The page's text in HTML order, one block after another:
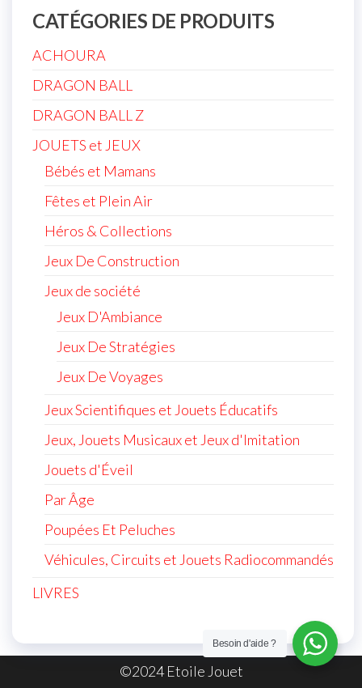
CATÉGORIES DE PRODUITS
ACHOURA
DRAGON BALL
DRAGON BALL Z
JOUETS et JEUX
Bébés et Mamans
Fêtes et Plein Air
Héros & Collections
Jeux De Construction
Jeux de société
Jeux D'Ambiance
Jeux De Stratégies
Jeux De Voyages
Jeux Scientifiques et Jouets Éducatifs
Jeux, Jouets Musicaux et Jeux d'Imitation
Jouets d'Éveil
Par Âge
Poupées Et Peluches
Véhicules, Circuits et Jouets Radiocommandés
LIVRES
Besoin d'aide ?